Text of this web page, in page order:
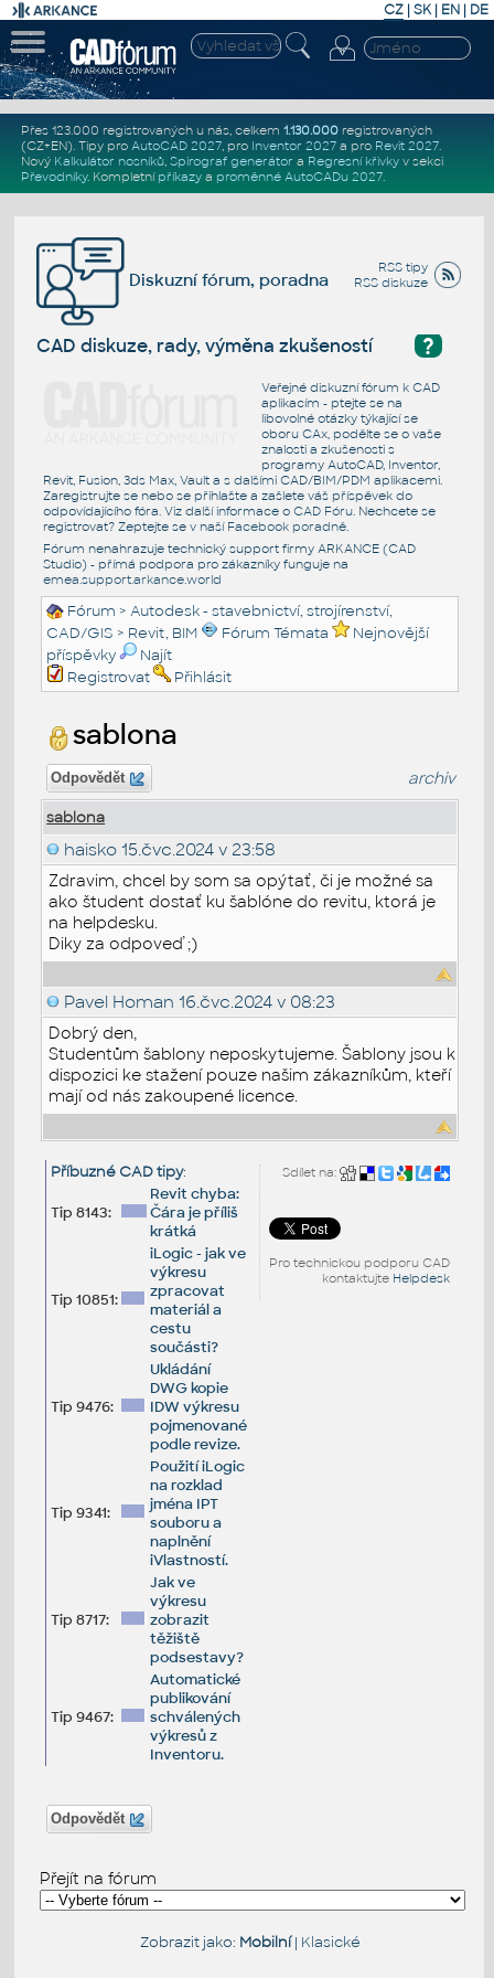
CZ | SK| EN | DE
Přes 123.000 registrovaných u nás, celkem 1.130.000registrovaných
(CZ+EN). Tipy pro AutoCAD 2027, pro Inventor 2027a pro Revit 2027.
Nový Kalkulátor nosníků, Spirograf generátor a Regresní křivkyv sekci
Převodníky. Kompletní příkazya proměnné AutoCADu 2027.
RSS tipy
RSS diskuze
Diskuzní fórum, poradna
?
CAD diskuze, rady, výměna zkušeností
Veřejné diskuzní fórum k CAD
aplikacím - ptejte se na
libovolné otázky týkající se
oboru CAx, podělte se o vaše
znalosti a zkušenosti s
programy AutoCAD, Inventor,
Revit, Fusion, 3ds Max, Vault a s dalšími CAD/BIM/PDM aplikacemi.
Zaregistrujte se nebo se přihlašte a zašlete váš příspěvek do
odpovídajícího fóra. Viz další informace o CAD Fóru. Nechcete se
registrovat? Zeptejte se v naší Facebook poradně.
Fórum nenahrazuje technický support firmy ARKANCE (CAD
Studio) - přímá podpora pro zákazníky funguje na
emea.support.arkance.world
Fórum >Autodesk - stavebnictví, strojírenství,
CAD/GIS > Revit, BIM Fórum Témata
Nejnovější
příspěvky
Najít
Registrovat
Přihlásit
sablona
Odpovědět archiv
sablona
haisko 15.čvc.2024 v 23:58
Zdravim, chcel by som sa opýtať, či je možné sa
ako študent dostať ku šablóne do revitu, ktorá je
na helpdesku.
Diky za odpoveď ;)
Pavel Homan 16.čvc.2024 v 08:23
Dobrý den,
Studentům šablony neposkytujeme. Šablony jsou k
dispozici ke stažení pouze našim zákazníkům, kteří
mají od nás zakoupené licence.
Sdílet na:
Pro technickou podporu CAD
kontaktujte Helpdesk
Příbuzné CAD tipy:
Tip 8143:
Revit chyba:
Čára je příliš
krátká
Tip 10851:
iLogic - jak ve
výkresu
zpracovat
materiál a
cestu
součásti?
Tip 9476:
Ukládání
DWG kopie
IDW výkresu
pojmenované
podle revize.
Tip 9341:
Použití iLogic
na rozklad
jména IPT
souboru a
naplnění
iVlastností.
Tip 8717:
Jak ve
výkresu
zobrazit
těžiště
podsestavy?
Tip 9467:
Automatické
publikování
schválených
výkresů z
Inventoru.
Odpovědět
Přejít na fórum
Zobrazit jako: Mobilní| Klasické